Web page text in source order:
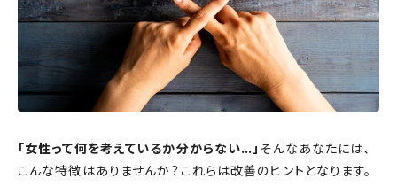
「女性って何を考えているか分からない…」 そんなあなたには、
こんな特徴はありませんか？これらは改善のヒントとなります。